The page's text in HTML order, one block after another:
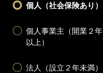
個人（社会保険あり）
個人事業主（開業２年
以上）
法人（設立２年未満）